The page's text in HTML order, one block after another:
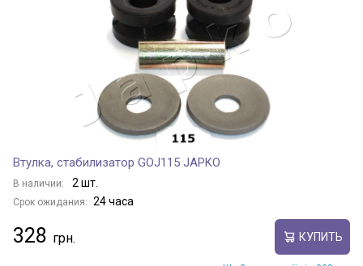
Втулка, стабилизатор GOJ115 JAPKO
В наличии: 2 шт.
Срок ожидания: 24 часа
328 КУПИТЬ